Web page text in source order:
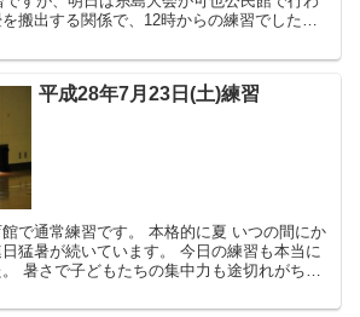
搬出する関係で、12時からの練習でした。
平成28年7月23日(土)練習
す。 本格的に夏 いつの間にか
いています。 今日の練習も本当に
がち。